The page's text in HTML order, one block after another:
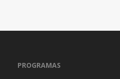
PROGRAMAS